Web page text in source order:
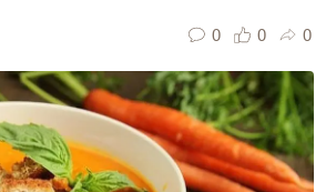
0 0 0